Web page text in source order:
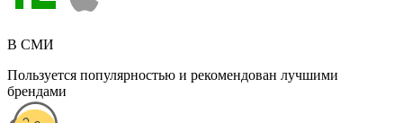
В СМИ
Пользуется популярностью и рекомендован лучшими
брендами